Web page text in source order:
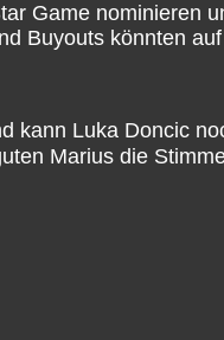
Game nominieren
Buyouts könnten
kann Luka Doncic
Marius die